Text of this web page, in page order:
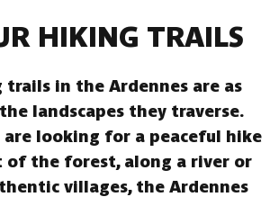
HIKING TRAILS
trails in the Ardennes are as
landscapes they traverse.
are looking for a peaceful hike
of the forest, along a river or
villages, the Ardennes